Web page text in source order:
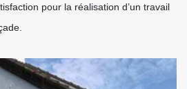
pour la réalisation d’un travail